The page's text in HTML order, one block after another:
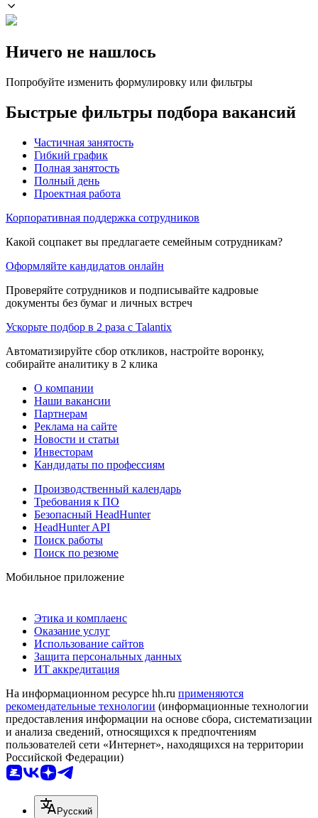
Ничего не нашлось
Попробуйте изменить формулировку или фильтры
Быстрые фильтры подбора вакансий
Частичная занятость
Гибкий график
Полная занятость
Полный день
Проектная работа
Корпоративная поддержка сотрудников
Какой соцпакет вы предлагаете семейным сотрудникам?
Оформляйте кандидатов онлайн
Проверяйте сотрудников и подписывайте кадровые
документы без бумаг и личных встреч
Ускорьте подбор в 2 раза с Talantix
Автоматизируйте сбор откликов, настройте воронку,
собирайте аналитику в 2 клика
О компании
Наши вакансии
Партнерам
Реклама на сайте
Новости и статьи
Инвесторам
Кандидаты по профессиям
Производственный календарь
Требования к ПО
Безопасный HeadHunter
HeadHunter API
Поиск работы
Поиск по резюме
Мобильное приложение
Этика и комплаенс
Оказание услуг
Использование сайтов
Защита персональных данных
ИТ аккредитация
На информационном ресурсе hh.ru применяются
рекомендательные технологии (информационные технологии
предоставления информации на основе сбора, систематизации
и анализа сведений, относящихся к предпочтениям
пользователей сети «Интернет», находящихся на территории
Российской Федерации)
Русский